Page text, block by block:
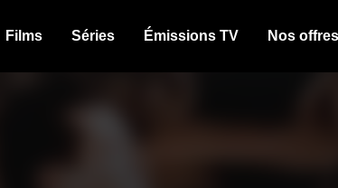
Films Séries Émissions TV Nos offres